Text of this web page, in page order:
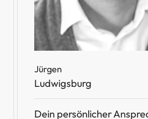
Jürgen
Ludwigsburg
Dein persönlicher